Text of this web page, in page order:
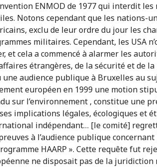
ENMOD de 1977 qui interdit
Notons cependant que les nations-
exclu de leur ordre du jour les
militaires. Cependant, les USA
et cela a commencé à alarmer les
étrangères, de la sécurité et de
audience publique à Bruxelles au
européen en 1999 une motion
sur l’environnement , constitue une
implications légales, écologiques et
indépendant… [le comité]
à l’audience publique
HAARP ». Cette requête fut
ne disposait pas de la